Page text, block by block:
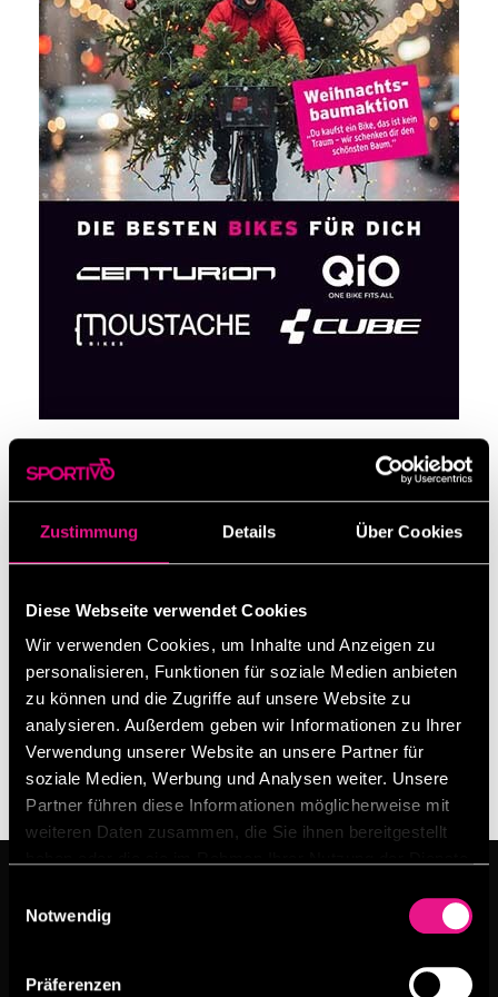
Zustimmung Details Über Cookies
Diese Webseite verwendet Cookies
Wir verwenden Cookies, um Inhalte und Anzeigen zu
personalisieren, Funktionen für soziale Medien anbieten
zu können und die Zugriffe auf unsere Website zu
analysieren. Außerdem geben wir Informationen zu Ihrer
Verwendung unserer Website an unsere Partner für
soziale Medien, Werbung und Analysen weiter. Unsere
Partner führen diese Informationen möglicherweise mit
weiteren Daten zusammen, die Sie ihnen bereitgestellt
Notwendig
Präferenzen
WEIHNACHTSBAUM-VERKAUF –
BÄUME VOM OSKARS
PFLANZENMARKT AB DEM 1.
ADVENT
„Du kaufst ein Bike, das ist
kein Traum – wir schenken dir
den schönsten Baum.“